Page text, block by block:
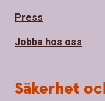
Press
Jobba hos oss
Säkerhet